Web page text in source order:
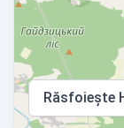
Răsfoiește